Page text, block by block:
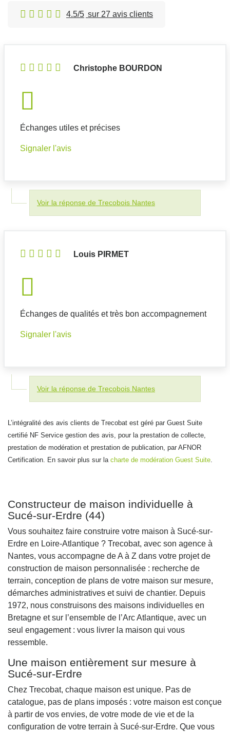
4.5/5 sur 27 avis clients
Christophe BOURDON
Échanges utiles et précises
Signaler l'avis
Voir la réponse de Trecobois Nantes
Louis PIRMET
Échanges de qualités et très bon accompagnement
Signaler l'avis
Voir la réponse de Trecobois Nantes
L’intégralité des avis clients de Trecobat est géré par Guest Suite
certifié NF Service gestion des avis, pour la prestation de collecte,
prestation de modération et prestation de publication, par AFNOR
Certification. En savoir plus sur la charte de modération Guest Suite.
Constructeur de maison individuelle à
Sucé-sur-Erdre (44)
Vous souhaitez faire construire votre maison à Sucé-sur-
Erdre en Loire-Atlantique ? Trecobat, avec son agence à
Nantes, vous accompagne de A à Z dans votre projet de
construction de maison personnalisée : recherche de
terrain, conception de plans de votre maison sur mesure,
démarches administratives et suivi de chantier. Depuis
1972, nous construisons des maisons individuelles en
Bretagne et sur l’ensemble de l’Arc Atlantique, avec un
seul engagement : vous livrer la maison qui vous
ressemble.
Une maison entièrement sur mesure à
Sucé-sur-Erdre
Chez Trecobat, chaque maison est unique. Pas de
catalogue, pas de plans imposés : votre maison est conçue
à partir de vos envies, de votre mode de vie et de la
configuration de votre terrain à Sucé-sur-Erdre. Que vous